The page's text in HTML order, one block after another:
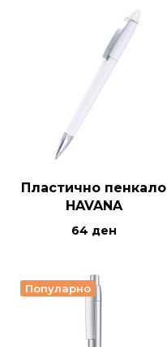
Пластично пенкало
HAVANA
64 ден
Популарно